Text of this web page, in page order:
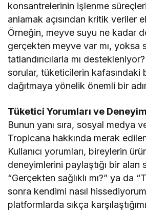
konsantrelerinin işlenme
anlamak açısından kritik veriler
Örneğin, meyve suyu ne kadar
gerçekten meyve var mı, yoksa
tatlandırıcılarla mı
sorular, tüketicilerin kafasındaki
dağıtmaya yönelik önemli bir
Tüketici Yorumları ve
Bunun yanı sıra, sosyal medya
Tropicana hakkında merak
Kullanıcı yorumları, bireylerin
deneyimlerini paylaştığı bir alan
“Gerçekten sağlıklı mı?” ya da
sonra kendimi nasıl
platformlarda sıkça